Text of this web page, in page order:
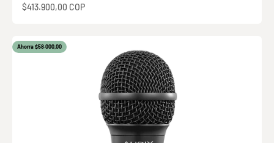
Precio de oferta
$413.900,00 COP
Ahorra $58.000,00